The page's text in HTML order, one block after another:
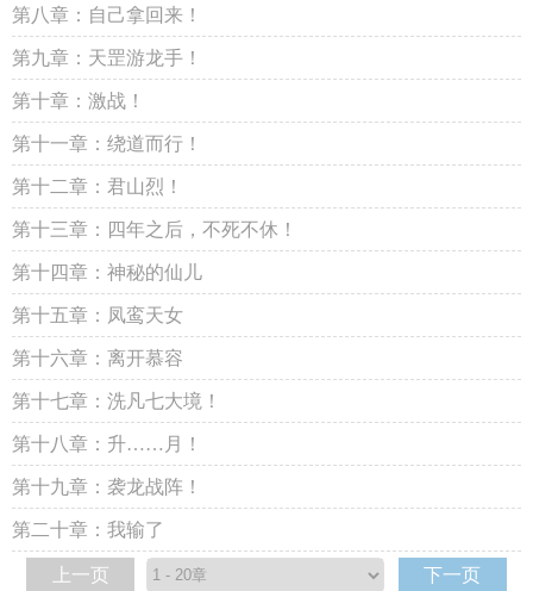
第八章：自己拿回来！
第九章：天罡游龙手！
第十章：激战！
第十一章：绕道而行！
第十二章：君山烈！
第十三章：四年之后，不死不休！
第十四章：神秘的仙儿
第十五章：凤鸾天女
第十六章：离开慕容
第十七章：洗凡七大境！
第十八章：升……月！
第十九章：袭龙战阵！
第二十章：我输了
上一页 下一页